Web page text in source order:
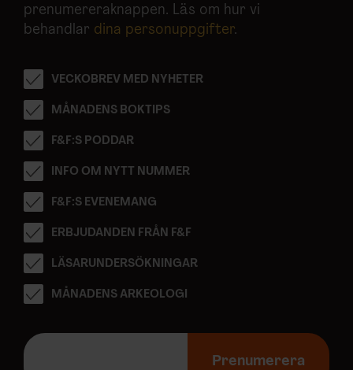
prenumereraknappen. Läs om hur vi
behandlar dina personuppgifter.
VECKOBREV MED NYHETER
MÅNADENS BOKTIPS
F&F:S PODDAR
INFO OM NYTT NUMMER
F&F:S EVENEMANG
ERBJUDANDEN FRÅN F&F
LÄSARUNDERSÖKNINGAR
MÅNADENS ARKEOLOGI
E
Prenumerera